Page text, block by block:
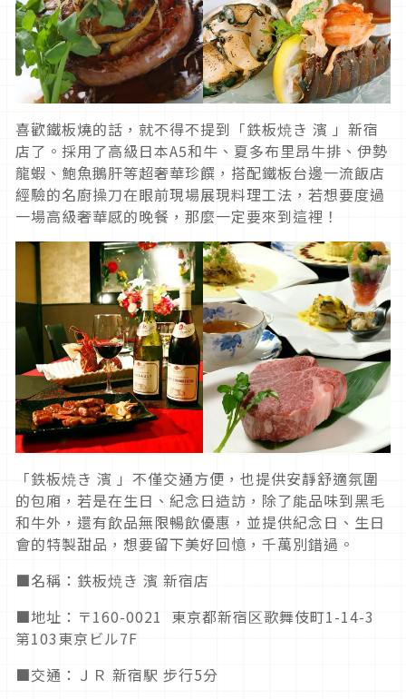
喜歡鐵板燒的話，就不得不提到「鉄板焼き 濱 」新宿
店了。採用了高級日本A5和牛、夏多布里昂牛排、伊勢
龍蝦、鮑魚鵝肝等超奢華珍饌，搭配鐵板台邊一流飯店
經驗的名廚操刀在眼前現場展現料理工法，若想要度過
一場高級奢華感的晚餐，那麼一定要來到這裡！
「鉄板焼き 濱 」不僅交通方便，也提供安靜舒適氛圍
的包廂，若是在生日、紀念日造訪，除了能品味到黑毛
和牛外，還有飲品無限暢飲優惠，並提供紀念日、生日
會的特製甜品，想要留下美好回憶，千萬別錯過。
■名稱：鉄板焼き 濱 新宿店
■地址：〒160-0021 東京都新宿区歌舞伎町1-14-3
第103東京ビル7F
■交通：ＪＲ 新宿駅 步行5分